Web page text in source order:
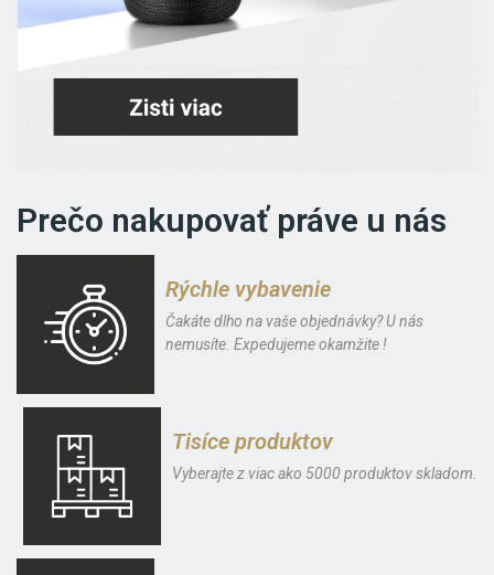
Prečo nakupovať práve u nás
Rýchle vybavenie
Čakáte dlho na vaše objednávky? U nás
nemusíte. Expedujeme okamžite !
Tisíce produktov
Vyberajte z viac ako 5000 produktov skladom.